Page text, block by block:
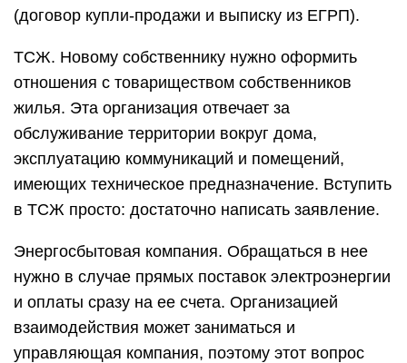
(договор купли-продажи и выписку из ЕГРП).
ТСЖ. Новому собственнику нужно оформить
отношения с товариществом собственников
жилья. Эта организация отвечает за
обслуживание территории вокруг дома,
эксплуатацию коммуникаций и помещений,
имеющих техническое предназначение. Вступить
в ТСЖ просто: достаточно написать заявление.
Энергосбытовая компания. Обращаться в нее
нужно в случае прямых поставок электроэнергии
и оплаты сразу на ее счета. Организацией
взаимодействия может заниматься и
управляющая компания, поэтому этот вопрос